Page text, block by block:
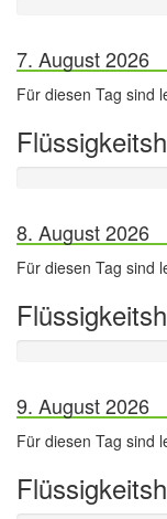
7. August 2026
Für diesen Tag sind
8. August 2026
Für diesen Tag sind
9. August 2026
Für diesen Tag sind